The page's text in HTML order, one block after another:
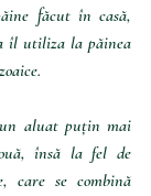
făcut în casă,
îl utiliza la păinea
aluat puțin mai
însă la fel de
care se combină